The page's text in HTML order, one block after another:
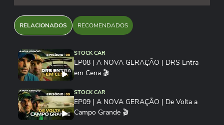
RELACIONADOS RECOMENDADOS
STOCK CAR
EP08 | A NOVA GERAÇÃO | DRS Entra
em Cena 🎬
STOCK CAR
EP09 | A NOVA GERAÇÃO | De Volta a
Campo Grande 🎬